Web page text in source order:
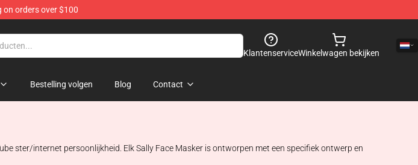
on orders over $100
KlantenserviceWinkelwagen bekijken
Bestelling volgen Blog Contact
ster/internet persoonlijkheid. Elk Sally Face Masker is ontworpen met een specifiek ontwerp en